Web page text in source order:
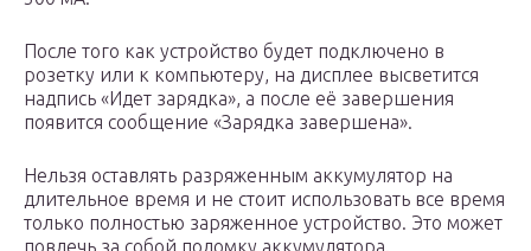
После того как устройство будет подключено в
розетку или к компьютеру, на дисплее высветится
надпись «Идет зарядка», а после её завершения
появится сообщение «Зарядка завершена».
Нельзя оставлять разряженным аккумулятор на
длительное время и не стоит использовать все время
только полностью заряженное устройство. Это может
повлечь за собой поломку аккумулятора.